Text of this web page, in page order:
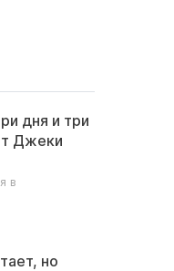
дня и три
Джеки
в
но